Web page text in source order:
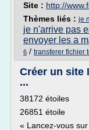
Site : http://
Thèmes liés : je
je n'arrive pas
envoyer les a
6 / transferer fichier
Créer un site
...
38172 étoiles
26851 étoile
« Lancez-vous